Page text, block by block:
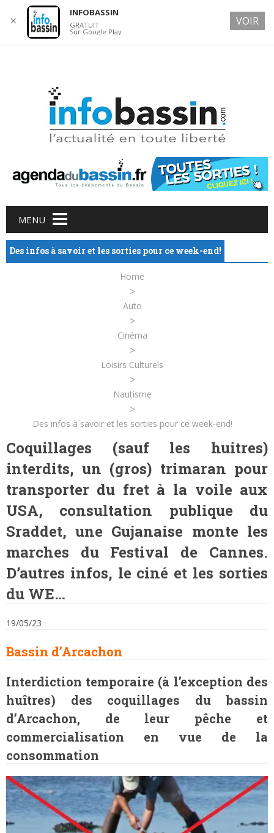
Main menu
content
MENU
Des infos à savoir et les sorties pour ce week-end!
Home
>
Auto
>
Cinéma
>
Loisirs Culturels
>
Nautisme
>
Des infos à savoir et les sorties pour ce week-end!
Coquillages (sauf les huitres)
interdits, un (gros) trimaran pour
transporter du fret à la voile aux
USA, consultation publique du
Sraddet, une Gujanaise monte les
marches du Festival de Cannes.
D’autres infos, le ciné et les sorties
du WE…
19/05/23
Bassin d’Arcachon
Interdiction temporaire (à l’exception des
huîtres) des coquillages du bassin
d’Arcachon, de leur pêche et
commercialisation en vue de la
consommation
✕
INFOBASSIN
GRATUIT
Sur Google Play
VOIR